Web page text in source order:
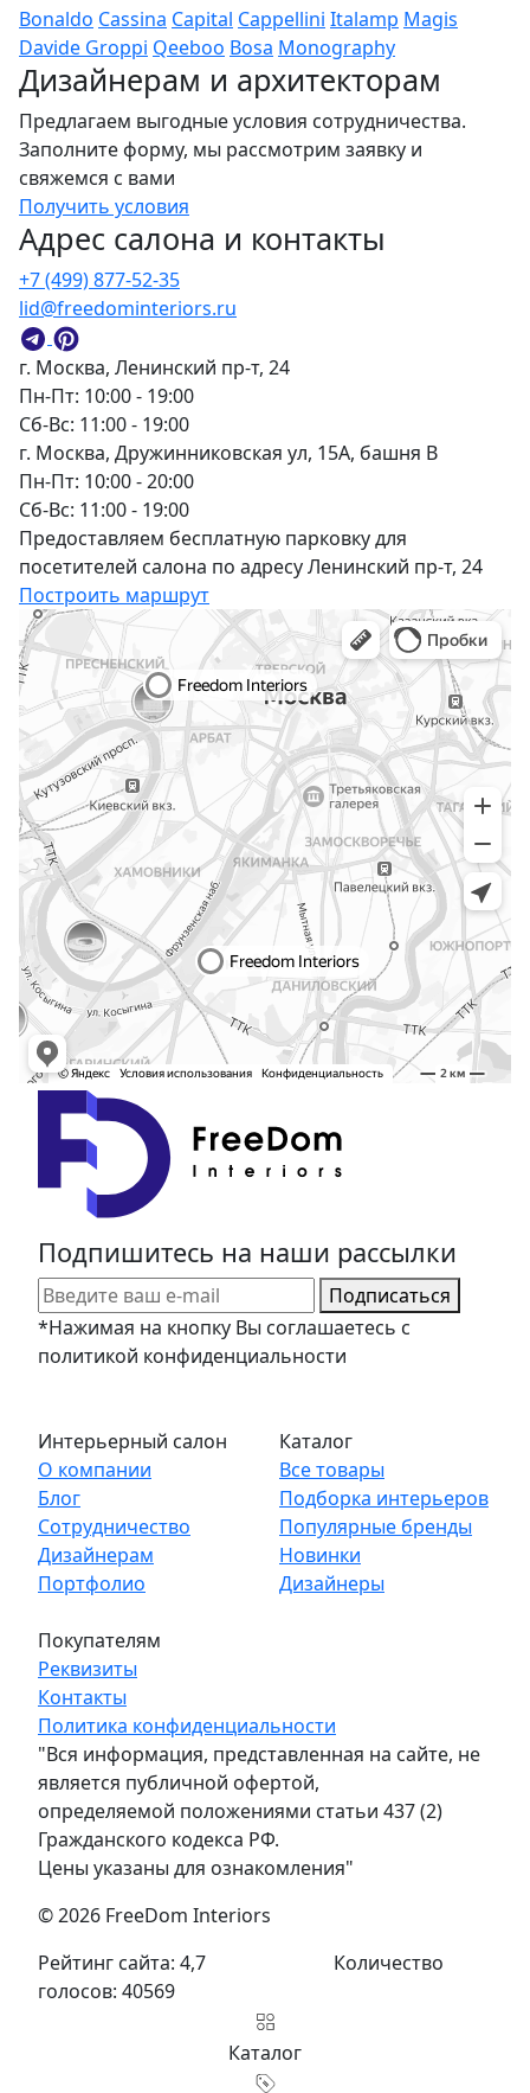
Bonaldo Cassina Capital Cappellini Italamp Magis
Davide Groppi Qeeboo Bosa Monography
Дизайнерам и архитекторам
Предлагаем выгодные условия сотрудничества.
Заполните форму, мы рассмотрим заявку и
свяжемся с вами
Получить условия
Адрес салона и контакты
г. Москва, Ленинский пр-т, 24
Пн-Пт: 10:00 - 19:00
Сб-Вс: 11:00 - 19:00
г. Москва, Дружинниковская ул, 15А, башня В
Пн-Пт: 10:00 - 20:00
Сб-Вс: 11:00 - 19:00
Предоставляем бесплатную парковку для
посетителей салона по адресу Ленинский пр-т, 24
Построить маршрут
+7 (499) 877-52-35
lid@freedominteriors.ru
Интерьерный салон
О компании
Блог
Сотрудничество
Дизайнерам
Портфолио
Каталог
Все товары
Подборка интерьеров
Популярные бренды
Новинки
Дизайнеры
Покупателям
Реквизиты
Контакты
Подпишитесь на наши рассылки
Подписаться
*Нажимая на кнопку Вы соглашаетесь с
политикой конфиденциальности
Политика конфиденциальности
"Вся информация, представленная на сайте, не
является публичной офертой,
определяемой положениями статьи 437 (2)
Гражданского кодекса РФ.
Цены указаны для ознакомления"
© 2026 FreeDom Interiors
Рейтинг сайта: 4,7
Количество
голосов: 40569
Каталог